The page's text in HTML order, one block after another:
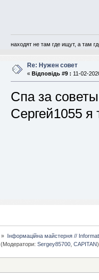
находят не там где ищут, а там
Re: Нужен совет
« Відповідь #9 : 11-02-
Спа за
Сергей1055 я
» Інформаційна майстерня //
(Модератори:Sergey85700 ,CAPITAN